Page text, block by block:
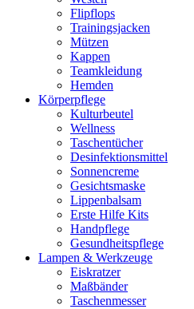
Flipflops
Trainingsjacken
Mützen
Kappen
Teamkleidung
Hemden
Körperpflege
Kulturbeutel
Wellness
Taschentücher
Desinfektionsmittel
Sonnencreme
Gesichtsmaske
Lippenbalsam
Erste Hilfe Kits
Handpflege
Gesundheitspflege
Lampen & Werkzeuge
Eiskratzer
Maßbänder
Taschenmesser